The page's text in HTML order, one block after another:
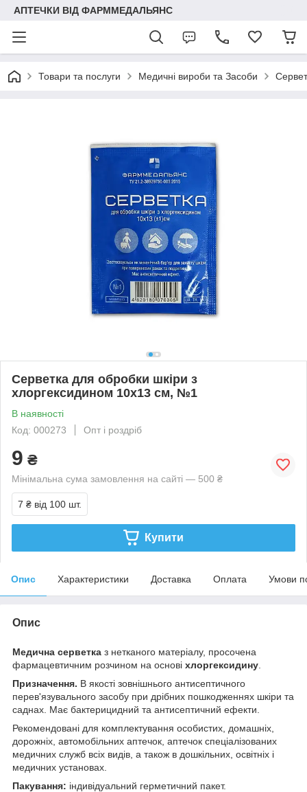
АПТЕЧКИ ВІД ФАРММЕДАЛЬЯНС
Товари та послуги Медичні вироби та Засоби
Серветка для обробки шкіри з
хлоргексидином 10х13 см, №1
В наявності
Код: 000273
Опт і роздріб
9 ₴
Мінімальна сума замовлення на сайті — 500 ₴
7 ₴ від 100 шт.
Купити
Опис Характеристики Доставка Оплата Умови
Опис
Медична серветка з нетканого матеріалу, просочена
фармацевтичним розчином на основі хлоргексидину
Призначення. В якості зовнішнього антисептичного
перев'язувального засобу при дрібних пошкодженнях шкіри та
саднах. Має бактерицидний та антисептичний ефекти.
Рекомендовані для комплектування особистих, домашніх,
дорожніх, автомобільних аптечок, аптечок спеціалізованих
медичних служб всіх видів, а також в дошкільних, освітніх і
медичних установах.
Пакування: індивідуальний герметичний пакет.